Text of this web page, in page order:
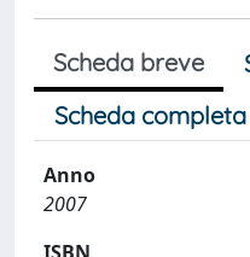
Scheda breve
Scheda completa
Anno
2007